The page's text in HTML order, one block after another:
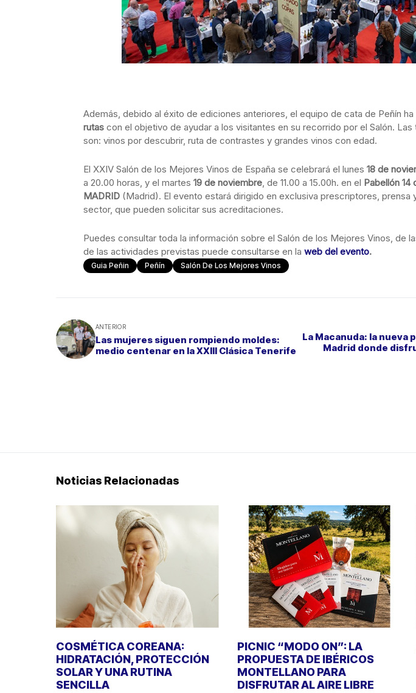
Además, debido al éxito de ediciones anteriores, el equipo de cata de Peñín ha
rutas con el objetivo de ayudar a los visitantes en su recorrido por el Salón.
son: vinos por descubrir, ruta de contrastes y grandes vinos con edad.
El XXIV Salón de los Mejores Vinos de España se celebrará el lunes 18 de
a 20.00 horas, y el martes 19 de noviembre, de 11.00 a 15.00h. en el Pabellón 14
MADRID (Madrid). El evento estará dirigido en exclusiva prescriptores, prensa
sector, que pueden solicitar sus acreditaciones.
Puedes consultar toda la información sobre el Salón de los Mejores Vinos, de
de las actividades previstas puede consultarse en la web del evento.
Guia Peñin Peñín Salón De Los Mejores Vinos
ANTERIOR
Las mujeres siguen rompiendo moldes:
medio centenar en la XXIII Clásica Tenerife
La Macanuda: la nueva
Madrid donde
Noticias Relacionadas
COSMÉTICA COREANA:
HIDRATACIÓN, PROTECCIÓN
SOLAR Y UNA RUTINA
SENCILLA
PICNIC “MODO ON”: LA
PROPUESTA DE IBÉRICOS
MONTELLANO PARA
DISFRUTAR AL AIRE LIBRE